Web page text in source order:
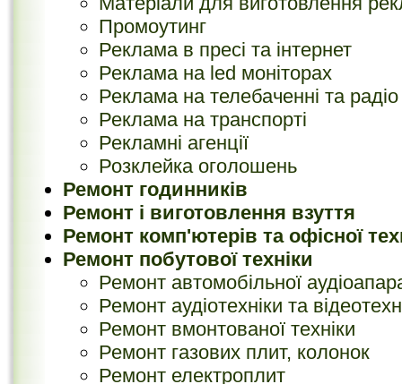
Промоутинг
Реклама в пресі та інтернет
Реклама на led моніторах
Реклама на телебаченні та радіо
Реклама на транспорті
Рекламні агенції
Розклейка оголошень
Ремонт годинників
Ремонт і виготовлення взуття
Ремонт комп'ютерів та офісної
Ремонт побутової техніки
Ремонт автомобільної
Ремонт аудіотехніки та
Ремонт вмонтованої техніки
Ремонт газових плит, колонок
Ремонт електроплит